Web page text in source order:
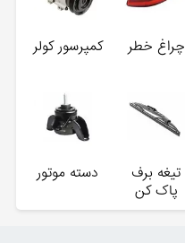
چراغ خطر کمپرسور کولر
تیغه برف
پاک کن
دسته موتور